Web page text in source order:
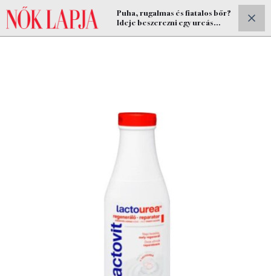
ELŐFIZETEK
Puha, rugalmas és fiatalos bőr?
Ideje beszerezni egy ureás